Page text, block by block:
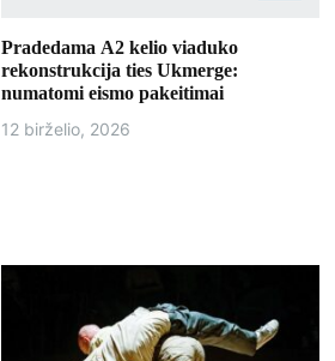
Pradedama A2 kelio viaduko
rekonstrukcija ties Ukmerge:
numatomi eismo pakeitimai
12 birželio, 2026